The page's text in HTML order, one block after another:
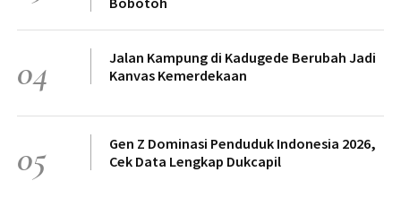
04
Jalan Kampung di Kadugede Berubah Jadi
Kanvas Kemerdekaan
05
Gen Z Dominasi Penduduk Indonesia 2026,
Cek Data Lengkap Dukcapil